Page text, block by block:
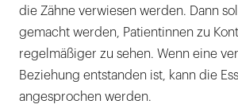
die Zähne verwiesen werden. Dann
gemacht werden, Patientinnen zu
regelmäßiger zu sehen. Wenn eine
Beziehung entstanden ist, kann die
angesprochen werden.